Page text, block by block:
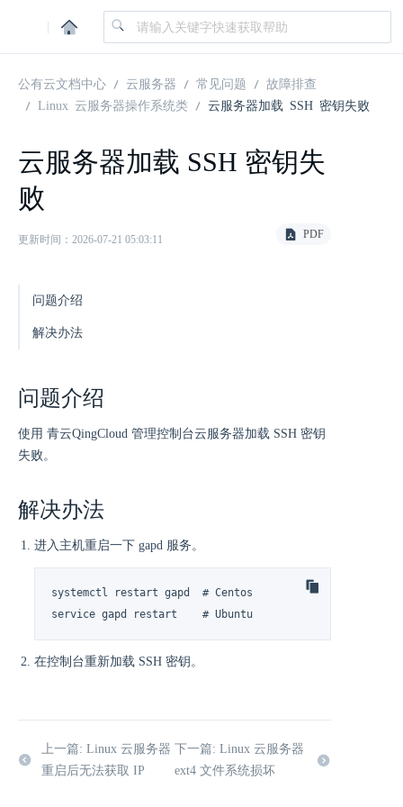
|
公有云文档中心 云服务器 常见问题
故障排查
Linux 云服务器操作系统类
云服务器加载 SSH 密钥失败
云服务器加载 SSH 密钥失
败
更新时间：2026-07-21 05:03:11 PDF
问题介绍
解决办法
问题介绍
使用 青云QingCloud 管理控制台云服务器加载 SSH 密钥
失败。
解决办法
进入主机重启一下 gapd 服务。
systemctl restart gapd  # Centos
service gapd restart    # Ubuntu
在控制台重新加载 SSH 密钥。
上一篇: Linux 云服务器
重启后无法获取 IP
下一篇: Linux 云服务器
ext4 文件系统损坏